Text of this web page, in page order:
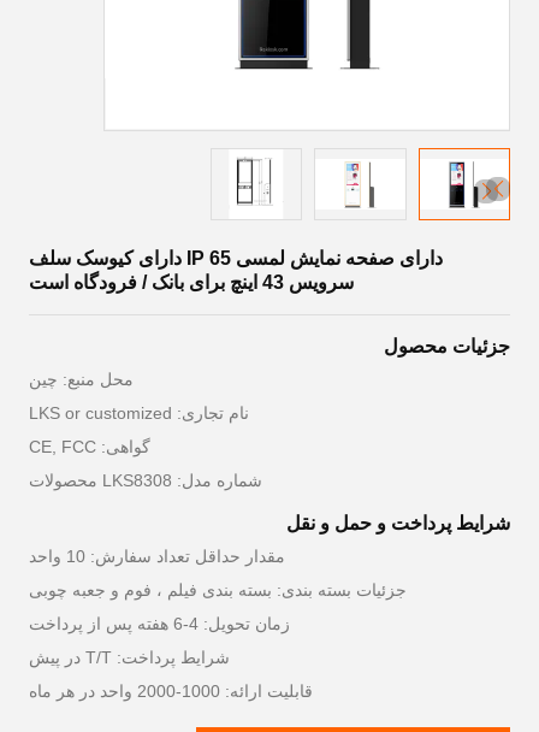
دارای صفحه نمایش لمسی IP 65 دارای کیوسک سلف
سرویس 43 اینچ برای بانک / فرودگاه است
جزئیات محصول
محل منبع: چين
نام تجاری: LKS or customized
گواهی: CE, FCC
شماره مدل: LKS8308 محصولات
شرایط پرداخت و حمل و نقل
مقدار حداقل تعداد سفارش: 10 واحد
جزئیات بسته بندی: بسته بندی فیلم ، فوم و جعبه چوبی
زمان تحویل: 4-6 هفته پس از پرداخت
شرایط پرداخت: T/T در پیش
قابلیت ارائه: 1000-2000 واحد در هر ماه